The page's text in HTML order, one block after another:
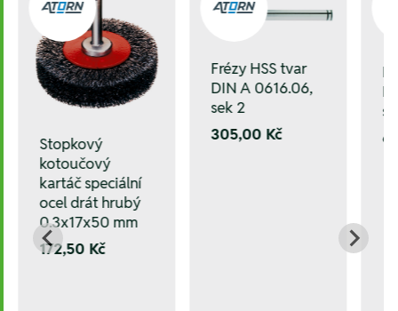
Stopkový
kotoučový
kartáč speciální
ocel drát hrubý
0.3x17x50 mm
172,50 Kč
Frézy HSS tvar
DIN A 0616.06,
sek 2
305,00 Kč